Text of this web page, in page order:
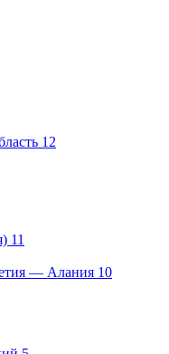
12
11
— Алания 10